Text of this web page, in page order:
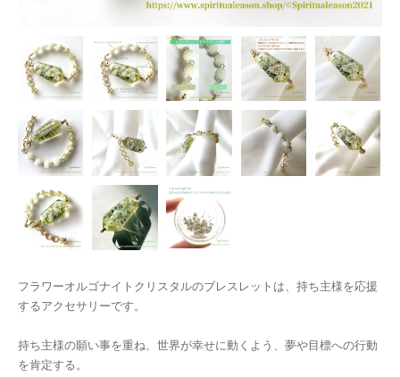
フラワーオルゴナイトクリスタルのブレスレットは、持ち主様を応援
するアクセサリーです。
持ち主様の願い事を重ね、世界が幸せに動くよう、夢や目標への行動
を肯定する。